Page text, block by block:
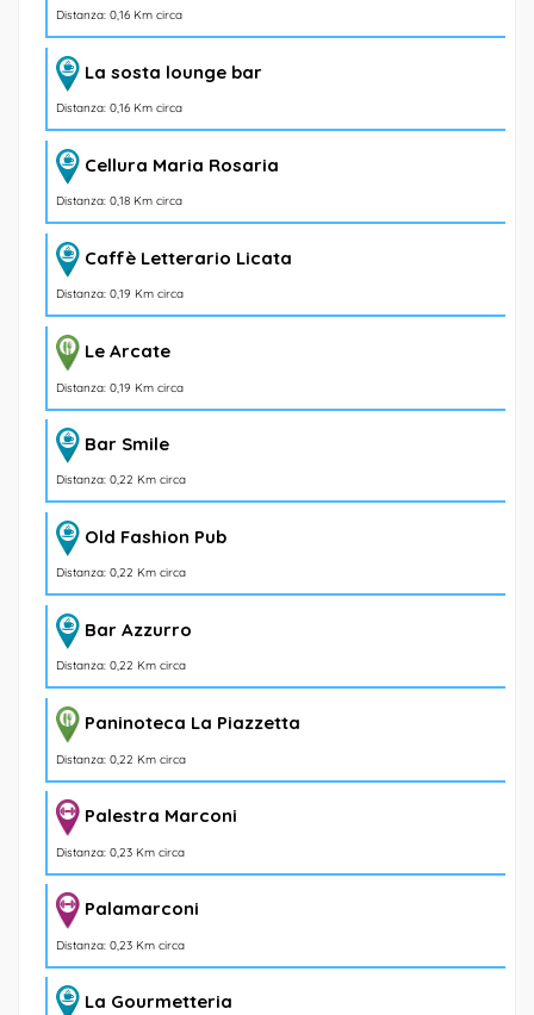
Distanza: 0,16 Km circa
La sosta lounge bar
Distanza: 0,16 Km circa
Cellura Maria Rosaria
Distanza: 0,18 Km circa
Caffè Letterario Licata
Distanza: 0,19 Km circa
Le Arcate
Distanza: 0,19 Km circa
Bar Smile
Distanza: 0,22 Km circa
Old Fashion Pub
Distanza: 0,22 Km circa
Bar Azzurro
Distanza: 0,22 Km circa
Paninoteca La Piazzetta
Distanza: 0,22 Km circa
Palestra Marconi
Distanza: 0,23 Km circa
Palamarconi
Distanza: 0,23 Km circa
La Gourmetteria